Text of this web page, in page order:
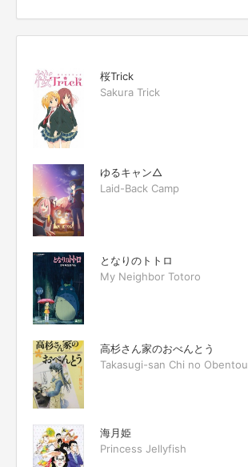
桜Trick
Sakura Trick
ゆるキャン△
Laid-Back Camp
となりのトトロ
My Neighbor Totoro
高杉さん家のおべんとう
Takasugi-san Chi no Obentou
海月姫
Princess Jellyfish